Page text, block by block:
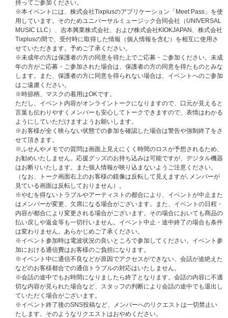
※必ずお読みください。
商品の受取拒否等があった場合、今後一切のイベントへのご参加をお断りさ
せていただく場合がございます。
同一の部で複数回ご当選された場合（例： 第1部＜太田駿静＞、＜海帆＞両
方にお申込み、ご当選された場合）は、一枠目を終了後、速やかに次の枠へ
ご参加いただかないと、開催時間の都合で参加できない可能性があります。
その場合、振替対応、返品、返金、キャンセルは一切致しませんのでご注意
ください。当選したご自身の参加時間を把握いただき、すべての当選枠に参
加できるようにご準備ください。
※本イベントには、株式会社Tixplusのアプリケーション「Meet Pass」を使
用しています。そのためユニバーサルミュージック合同会社（UNIVERSAL
MUSIC LLC）、吉本興業株式会社、および株式会社KIOKJAPAN、株式会社
Tixplusの間で、受付時に取得した情報（個人情報を含む）を相互に使用さ
せていただきます。予めご了承ください。
個別オンライントーク会 開催日時・タイムスケジュール
【開催日程】
2024年11月16日（土）
2025年1月18日（土）
◆タイムテーブル ※2日程共通
・1部・・・・ 13:00～13:30（受付開始 / 12:45 ～ 受付終了 / 13:05）
・2部・・・・ 13:30～14:00（受付開始 / 13:15 ～ 受付終了 / 13:35）
・3部・・・・ 14:00～14:30（受付開始 / 13:45 ～ 受付終了 / 14:05）
・4部・・・・ 14:30～15:00（受付開始 / 14:15 ～ 受付終了 / 14:35）
・5部・・・・ 15:00～15:30（受付開始 / 14:45 ～ 受付終了 / 15:05）
・6部・・・・ 16:00～16:30（受付開始 / 15:45 ～ 受付終了 / 16:05）
・7部・・・・ 16:30～17:00（受付開始 / 16:15 ～ 受付終了 / 16:35）
・8部・・・・ 17:00～17:30（受付開始 / 16:45 ～ 受付終了 / 17:05）
・9部・・・・ 17:30～18:00（受付開始 / 17:15 ～ 受付終了 / 17:35）
・10部・・・・ 18:00～18:30（受付開始 / 17:45 ～ 受付終了 / 18:05）
個別オンライントーク会参加メンバー
持ってご参加ください。
※本イベントには、株式会社Tixplusのアプリケーション「Meet Pass」を使
用しています。そのためユニバーサルミュージック合同会社（UNIVERSAL
MUSIC LLC）、吉本興業株式会社、および株式会社KIOKJAPAN、株式会社
Tixplusの間で、受付時に取得した情報（個人情報を含む）を相互に使用さ
せていただきます。予めご了承ください。
※未成年の方は保護者の方の同意を得た上でご応募・ご参加ください。未成
年の方がご応募・ご参加された場合は、保護者の方の同意を得たものとみな
します。また、保護者の方に同意を得られない場合は、イベントへのご参加
はご遠慮ください。
※時節柄、マスクの着用はOKです。
ただし、イベント内容がオンライントークになりますので、口元が見えると
言葉も伝わりやすくメンバーも安心してトークできますので、表情はわかる
ようにしていただけますようお願いします。
※お客様が全く映らない状態での参加を確認した場合は警告や強制終了をさ
せて頂きます。
※ふせんやメモでの質問は画面上見えにくく時間のロスが予想されるため、
お勧めいたしません。応援グッズのお持ち込みは可能ですが、デジタル機器
はお断りいたします。また個人情報が映り込まないようご注意ください。
（なお、トーク画面右上のお客様の鏡像は反転して見えますが､メンバーが
見ている画面は反転しておりません）。
※やむを得ないトラブルやアーティストの都合により、イベントが中止また
はメンバーが変更、欠席になる場合がございます。また、イベントの日程・
内容が都合により変更される場合がございます。その場合においても商品の
払い戻しや返金等も一切行いません。イベント中止・途中終了の場合も条件
は変わりません。あらかじめご了承ください。
※イベント参加時は電波状況の良いところで参加してください。イベント参
加における通信費はお客様のご負担になります。
※イベント中に通信不良などが原因でアクセスができない、会話が途絶えた
などのお客様都合での通信トラブルの対応はいたしません。
※会話の途中でもお時間になりましたら終了となります。会話の内容に不適
切な内容が見られた場合など、スタッフの判断により会話の途中でも退出し
ていただく場合がございます。
※イベント終了後のSNS投稿など、メンバーへのリクエストは一切禁止い
たします。そのようなリクエストはおやめください。